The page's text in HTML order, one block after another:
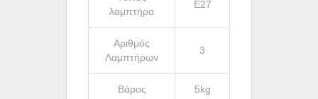
λαμπτήρα
Ε27
Αριθμός
Λαμπτήρων
3
Βάρος 5kg